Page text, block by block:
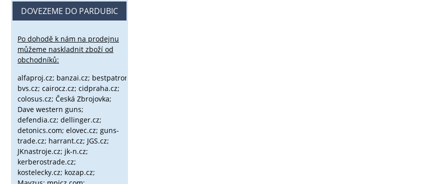
DOVEZEME DO PARDUBIC
Po dohodě k nám na prodejnu
můžeme naskladnit zboží od
obchodníků:
alfaproj.cz; banzai.cz; bestpatron.eu;
bvs.cz; cairocz.cz; cidpraha.cz;
colosus.cz; Česká Zbrojovka;
Dave western guns;
defendia.cz; dellinger.cz;
detonics.com; elovec.cz; guns-
trade.cz; harrant.cz; JGS.cz;
JKnastroje.cz; jk-n.cz;
kerberostrade.cz;
kostelecky.cz; kozap.cz;